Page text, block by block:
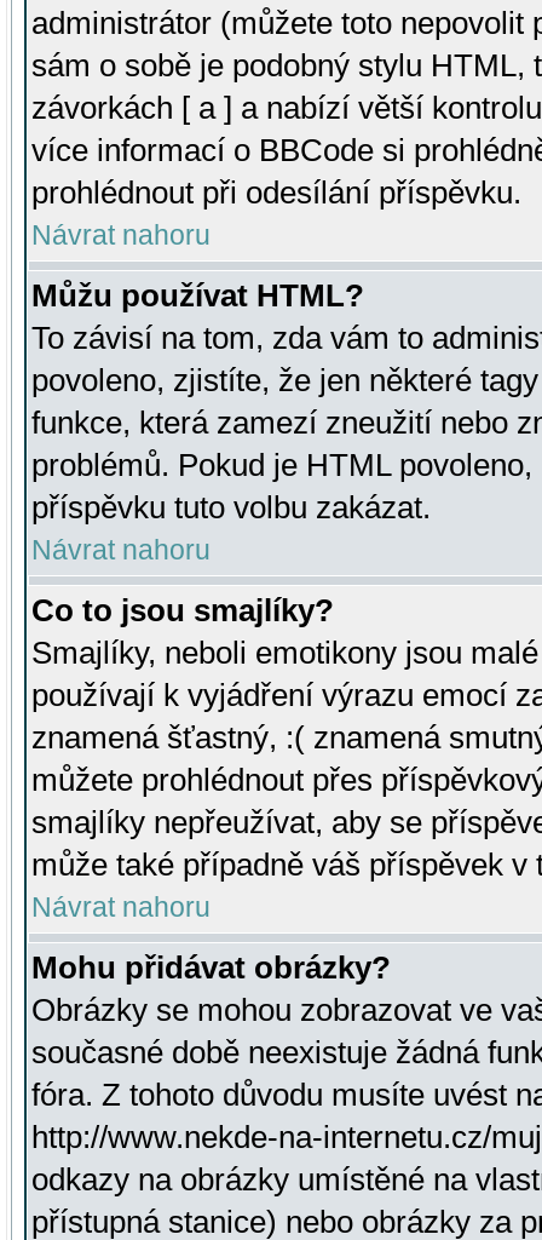
administrátor (můžete toto
sám o sobě je podobný stylu HTML,
závorkách [ a ] a nabízí větší
více informací o BBCode si
prohlédnout při odesílání příspěvku.
Návrat nahoru
Můžu používat HTML?
To závisí na tom, zda vám to
povoleno, zjistíte, že jen některé
funkce, která zamezí zneužití nebo
problémů. Pokud je HTML
příspěvku tuto volbu zakázat.
Návrat nahoru
Co to jsou smajlíky?
Smajlíky, neboli emotikony jsou
používají k vyjádření výrazu emocí
znamená šťastný, :( znamená
můžete prohlédnout přes
smajlíky nepřeužívat, aby se
může také případně váš příspěvek v
Návrat nahoru
Mohu přidávat obrázky?
Obrázky se mohou zobrazovat ve
současné době neexistuje žádná
fóra. Z tohoto důvodu musíte uvést
http://www.nekde-na-internetu.cz/
odkazy na obrázky umístěné na
přístupná stanice) nebo obrázky za